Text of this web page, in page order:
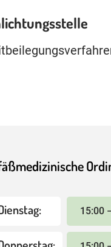
15:00